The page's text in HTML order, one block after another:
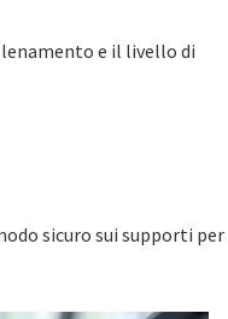
e il livello di
sicuro sui supporti per